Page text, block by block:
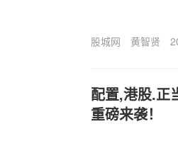
股城网 黄智贤
配置,港股.正
重磅来袭！